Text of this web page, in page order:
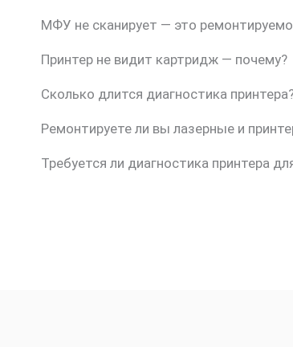
МФУ не сканирует — это
Принтер не видит картридж — почему?
Сколько длится диагностика
Ремонтируете ли вы лазерные и
Требуется ли диагностика принтера